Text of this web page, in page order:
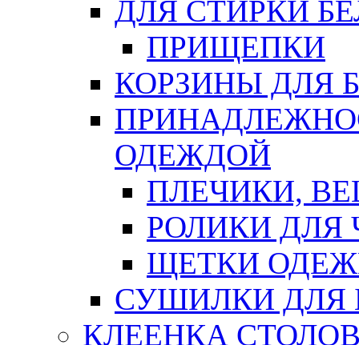
ДЛЯ СТИРКИ
ПРИЩЕПКИ
КОРЗИНЫ ДЛЯ
ОДЕЖДОЙ
ПЛЕЧИКИ,
РОЛИКИ ДЛЯ
ЩЕТКИ
СУШИЛКИ ДЛЯ
КЛЕЕНКА